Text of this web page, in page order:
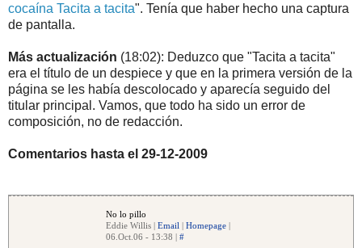
cocaína Tacita a tacita". Tenía que haber hecho una captura
de pantalla.
Más actualización (18:02): Deduzco que "Tacita a tacita"
era el título de un despiece y que en la primera versión de la
página se les había descolocado y aparecía seguido del
titular principal. Vamos, que todo ha sido un error de
composición, no de redacción.
Comentarios hasta el 29-12-2009
No lo pillo
Eddie Willis | Email | Homepage |
06.Oct.06 - 13:38 | #